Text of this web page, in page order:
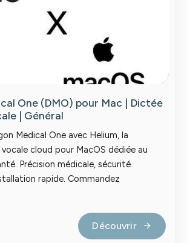
One (DMO) pour Mac | Dictée
| Général
Medical One avec Helium, la
cloud pour MacOS dédiée au
Précision médicale, sécurité
rapide. Commandez
Découvrir